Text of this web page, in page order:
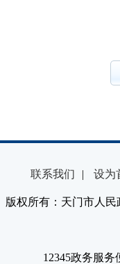
联系我们 | 设为
版权所有：天门市人
12345政务服务